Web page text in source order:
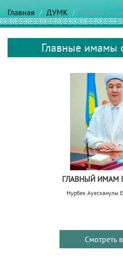
Главная ДУМК Главные
Главные имамы
ГЛАВНЫЙ ИМАМ
Нурбек Ауесханулы
Смотреть